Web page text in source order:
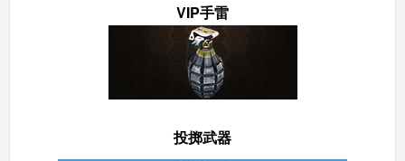
VIP手雷
投掷武器